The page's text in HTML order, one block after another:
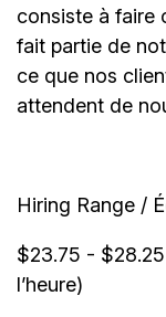
consiste à faire
fait partie de
ce que nos
attendent de
Hiring Range /
$23.75 -
l’heure)